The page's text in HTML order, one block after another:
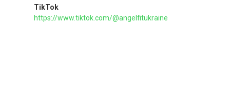
TikTok
https://www.tiktok.com/@angelfitukraine